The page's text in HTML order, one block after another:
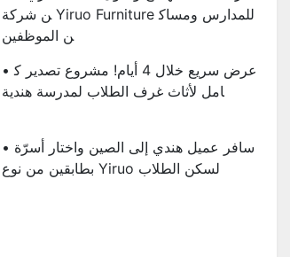
ن شركة Yiruo Furniture للمدارس ومساك
ن الموظفين
• عرض سريع خلال 4 أيام! مشروع تصدير ك
امل لأثاث غرف الطلاب لمدرسة هندية
• سافر عميل هندي إلى الصين واختار أسرّة
بطابقين من نوع Yiruo لسكن الطلاب